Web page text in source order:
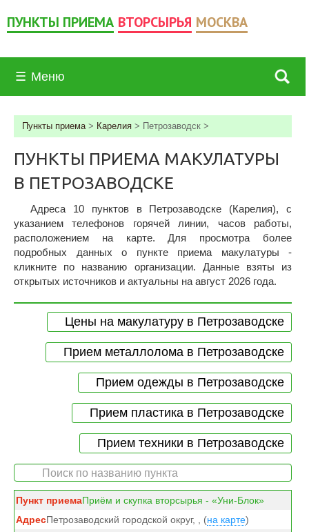
ПУНКТЫ ПРИЕМА ВТОРСЫРЬЯ МОСКВА
☰ Меню
Пункты приема> Карелия > Петрозаводск >
ПУНКТЫ ПРИЕМА МАКУЛАТУРЫ
В ПЕТРОЗАВОДСКЕ
Адреса 10 пунктов в Петрозаводске (Карелия), c
указанием телефонов горячей линии, часов работы,
расположением на карте. Для просмотра более
подробных данных о пункте приема макулатуры -
кликните по названию организации. Данные взяты из
открытых источников и актуальны на август 2026 года.
Цены на макулатуру в Петрозаводске
Прием металлолома в Петрозаводске
Прием одежды в Петрозаводске
Прием пластика в Петрозаводске
Прием техники в Петрозаводске
Приём и скупка вторсырья - «Уни-Блок»
Петрозаводский городской округ, , (на карте)